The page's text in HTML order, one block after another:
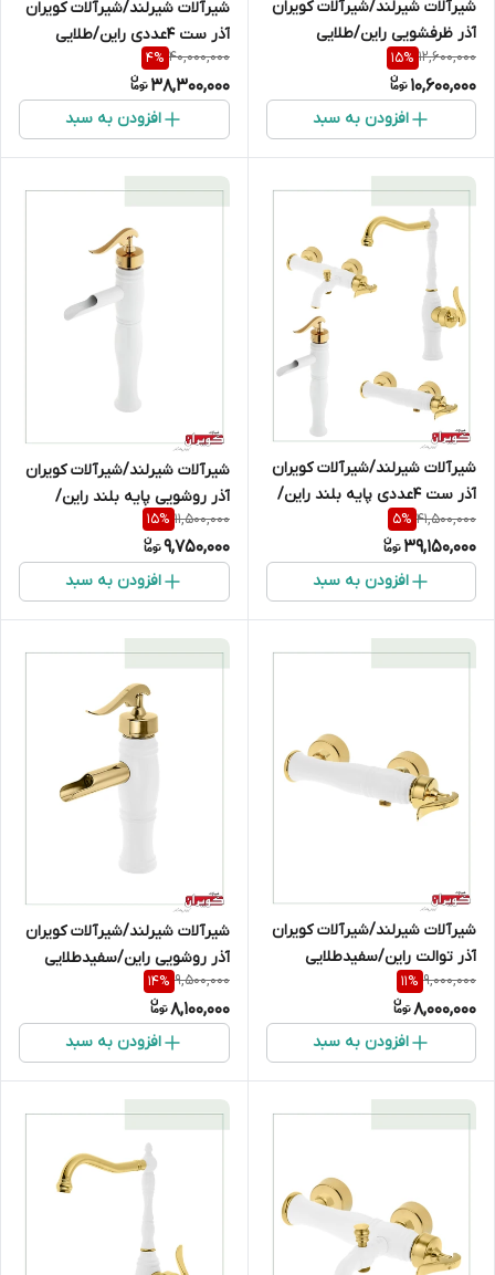
شیرآلات شیرلند/شیرآلات کویران
آذر ظرفشویی راین/طلایی
12,600,000
15%
10,600,000
افزودن به سبد
شیرآلات شیرلند/شیرآلات کویران
آذر ست 4عددی راین/طلایی
40,000,000
4%
38,300,000
افزودن به سبد
شیرآلات شیرلند/شیرآلات کویران
آذر ست 4عددی پایه بلند راین/
سفیدطلایی
41,500,000
5%
39,150,000
افزودن به سبد
شیرآلات شیرلند/شیرآلات کویران
آذر روشویی پایه بلند راین/
سفیدطلایی
11,500,000
15%
9,750,000
افزودن به سبد
شیرآلات شیرلند/شیرآلات کویران
آذر توالت راین/سفیدطلایی
9,000,000
11%
8,000,000
افزودن به سبد
شیرآلات شیرلند/شیرآلات کویران
آذر روشویی راین/سفیدطلایی
9,500,000
14%
8,100,000
افزودن به سبد